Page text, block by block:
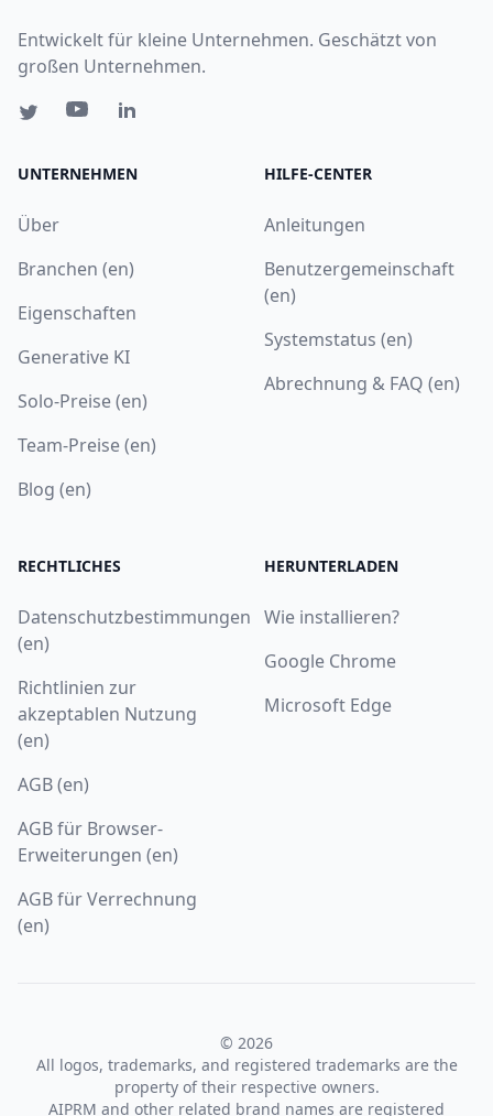
Entwickelt für kleine Unternehmen. Geschätzt von
großen Unternehmen.
UNTERNEHMEN
Über
Branchen (en)
Eigenschaften
Generative KI
Solo-Preise (en)
Team-Preise (en)
Blog (en)
HILFE-CENTER
Anleitungen
Benutzergemeinschaft
(en)
Systemstatus (en)
Abrechnung & FAQ (en)
RECHTLICHES
Datenschutzbestimmungen
(en)
Richtlinien zur
akzeptablen Nutzung
(en)
AGB (en)
AGB für Browser-
Erweiterungen (en)
AGB für Verrechnung
(en)
HERUNTERLADEN
Wie installieren?
Google Chrome
Microsoft Edge
© 2026
All logos, trademarks, and registered trademarks are the
property of their respective owners.
AIPRM and other related brand names are registered